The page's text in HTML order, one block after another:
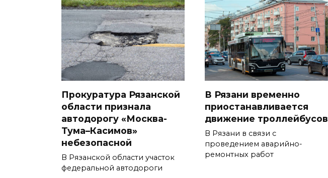
Прокуратура Рязанской
области признала
автодорогу «Москва-
Тума–Касимов»
небезопасной
В Рязанской области участок
федеральной автодороги
В Рязани временно
приостанавливается
движение троллейбусов
В Рязани в связи с
проведением аварийно-
ремонтных работ